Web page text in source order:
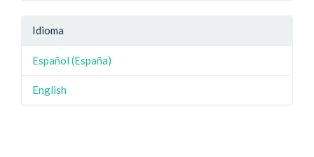
Idioma
Español (España)
English